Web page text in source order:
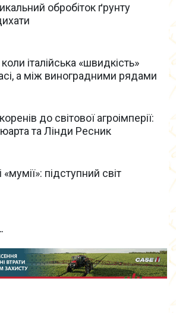
обробіток ґрунту
італійська «швидкість»
а між виноградними рядами
до світової агроімперії:
та Лінди Ресник
підступний світ